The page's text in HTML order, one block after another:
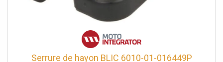
Serrure de hayon BLIC 6010-01-016449P